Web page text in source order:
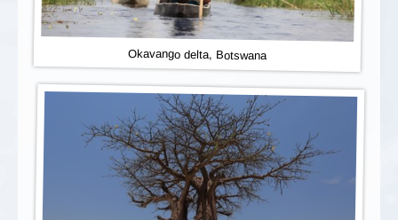
Okavango delta, Botswana